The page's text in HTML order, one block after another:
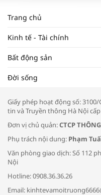
ĐẬP
Tọa
Bác
Trang chủ
Kinh tế - Tài chính
Bất động sản
Đời sống
Giấy phép hoạt động số: 3100/
tin và Truyền thông Hà Nội cấp
Đơn vị chủ quản:CTCP
Phụ trách nội dung: Phạm
Văn phòng giao dịch: Số 112
Nội
Hotline: 0908.36.36.26
Email: